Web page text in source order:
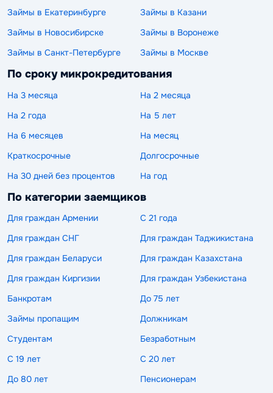
Займы в Екатеринбурге
Займы в Казани
Займы в Новосибирске
Займы в Воронеже
Займы в Санкт-Петербурге
Займы в Москве
По сроку микрокредитования
На 3 месяца
На 2 месяца
На 2 года
На 5 лет
На 6 месяцев
На месяц
Краткосрочные
Долгосрочные
На 30 дней без процентов
На год
По категории заемщиков
Для граждан Армении
С 21 года
Для граждан СНГ
Для граждан Таджикистана
Для граждан Беларуси
Для граждан Казахстана
Для граждан Киргизии
Для граждан Узбекистана
Банкротам
До 75 лет
Займы пропащим
Должникам
Студентам
Безработным
С 19 лет
С 20 лет
До 80 лет
Пенсионерам